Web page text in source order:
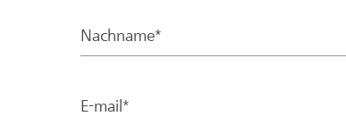
Nachname*
E-mail*